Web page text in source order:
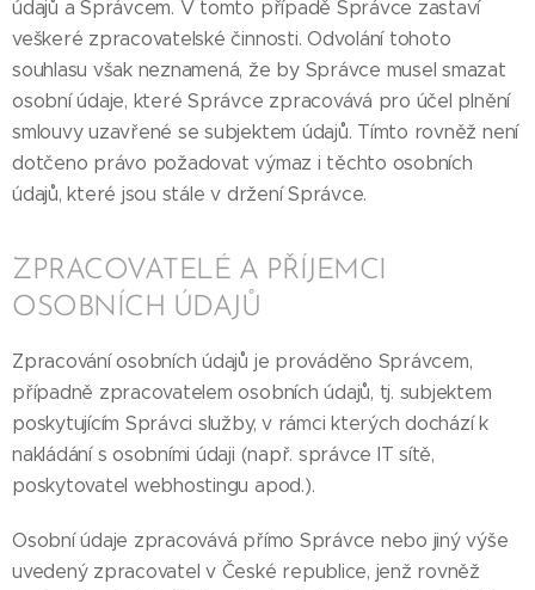
údajů a Správcem. V tomto případě Správce zastaví
veškeré zpracovatelské činnosti. Odvolání tohoto
souhlasu však neznamená, že by Správce musel smazat
osobní údaje, které Správce zpracovává pro účel plnění
smlouvy uzavřené se subjektem údajů. Tímto rovněž není
dotčeno právo požadovat výmaz i těchto osobních
údajů, které jsou stále v držení Správce.
ZPRACOVATELÉ A PŘÍJEMCI
OSOBNÍCH ÚDAJŮ
Zpracování osobních údajů je prováděno Správcem,
případně zpracovatelem osobních údajů, tj. subjektem
poskytujícím Správci služby, v rámci kterých dochází k
nakládání s osobními údaji (např. správce IT sítě,
poskytovatel webhostingu apod.).
Osobní údaje zpracovává přímo Správce nebo jiný výše
uvedený zpracovatel v České republice, jenž rovněž